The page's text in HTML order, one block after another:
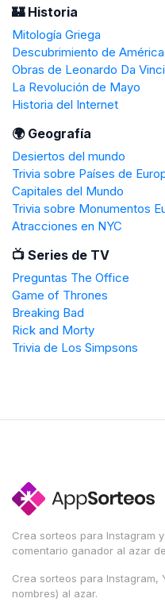
🏰 Historia
Mitología Griega
Descubrimiento de América
Obras de Leonardo Da Vinci
La Revolución de Mayo
Historia del Internet
🌍 Geografía
Desiertos del mundo
Trivia sobre Países de
Capitales del Mundo
Trivia sobre Monumentos
Atracciones en NYC
📺 Series de TV
Preguntas The Office
Game of Thrones
Breaking Bad
Rick and Morty
Trivia de Los Simpsons
Crea sorteos para Instagram
comentario ganador al azar
Crea sorteos para Instagram,
nombres) al azar.